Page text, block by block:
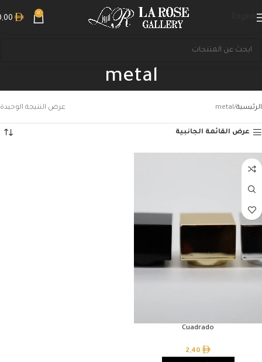
0
metal
الرئيسية metal عرض النتيجة الوحيدة
عرض القائمة الجانبية
Cuadrado
2,40